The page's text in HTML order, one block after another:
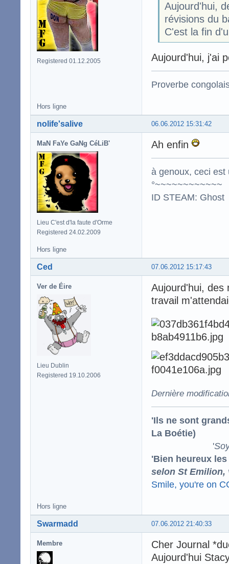
Registered 01.12.2005
Aujourd'hui,
révisions du
C'est la fin
Aujourd'hui, j'ai
Proverbe
Hors ligne
06.06.2012 15:31:42
nolife'salive
MaN FaYe GaNg CéLiB'
Lieu C'est d'la faute d'Orme
Registered 24.02.2009
Ah enfin
à genoux, ceci est
°~~~~~~~~~~~~
ID STEAM: Ghost
Hors ligne
07.06.2012 15:17:43
Ced
Ver de Éire
Lieu Dublin
Registered 19.10.2006
Aujourd'hui, des
travail
Dernière
'Ils ne sont
La Boétie)
'
'Bien heureux
selon St Emilion,
Smile, you're on
Hors ligne
07.06.2012 21:40:33
Swarmadd
Membre
Cher Journal
Aujourd'hui